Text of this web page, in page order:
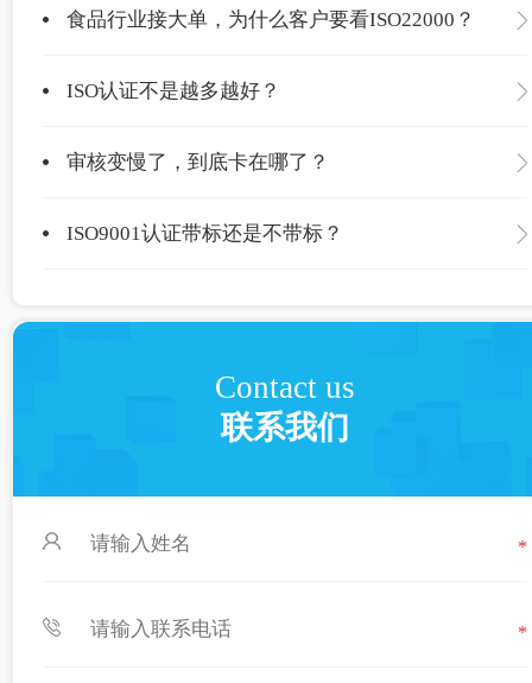
食品行业接大单，为什么客户要看ISO22000？
ISO认证不是越多越好？
审核变慢了，到底卡在哪了？
ISO9001认证带标还是不带标？
Contact us
联系我们
*
*